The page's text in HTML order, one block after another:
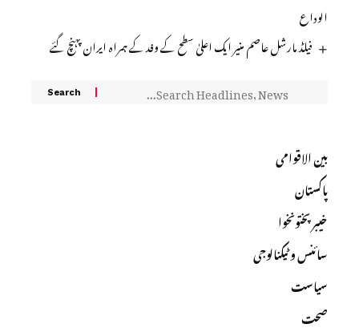
الوداع
فیلڈ مارشل عاصم منیر ایک اعلیٰ سطح کے وفد کے ہمراہ ایران پہنچ گئے
بین الاقوامی
پاکستان
خیبرپختونخوا
سائنس و ٹیکنالوجی
سیاست
صحت